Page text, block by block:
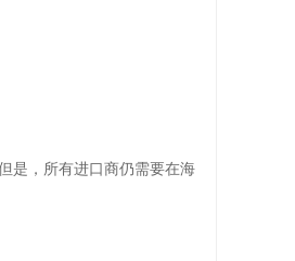
是，所有进口商仍需要在海